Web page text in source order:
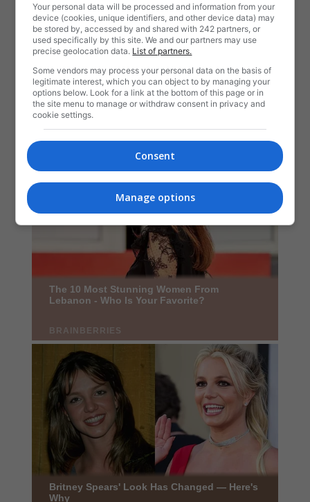
Your personal data will be processed and information from your
device (cookies, unique identifiers, and other device data) may
be stored by, accessed by and shared with 242 partners, or
used specifically by this site. We and our partners may use
precise geolocation data. List of partners.
Some vendors may process your personal data on the basis of
legitimate interest, which you can object to by managing your
options below. Look for a link at the bottom of this page or in
the site menu to manage or withdraw consent in privacy and
cookie settings.
Consent
Manage options